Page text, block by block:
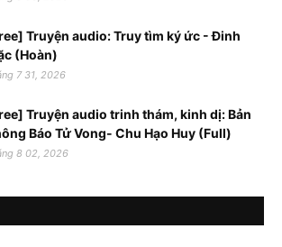
Truyện audio: Truy tìm ký ức - Đinh
(Hoàn)
7 31, 2026
Truyện audio trinh thám, kinh dị: Bản
Báo Tử Vong- Chu Hạo Huy (Full)
8 02, 2026